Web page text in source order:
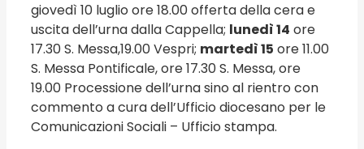
giovedì 10 luglio ore 18.00 offerta della cera e
uscita dell’urna dalla Cappella; lunedì 14 ore
17.30 S. Messa,19.00 Vespri; martedì 15 ore 11.00
S. Messa Pontificale, ore 17.30 S. Messa, ore
19.00 Processione dell’urna sino al rientro con
commento a cura dell’Ufficio diocesano per le
Comunicazioni Sociali – Ufficio stampa.